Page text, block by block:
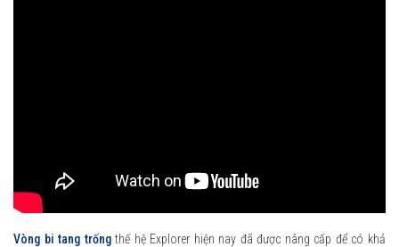
Vòng bi tang trốngthế hệ Explorer hiện nay đã được nâng cấp để có khả